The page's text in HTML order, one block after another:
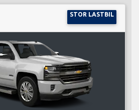
STOR LASTBIL